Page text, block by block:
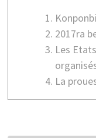
2017ra
Les
La